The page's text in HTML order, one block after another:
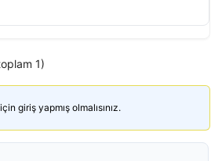
1)
giriş yapmış olmalısınız.